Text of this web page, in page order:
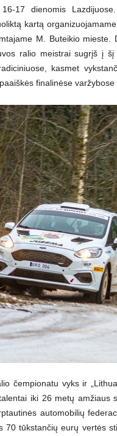
17 dienomis
kartą
M. Buteikio mieste.
ralio meistrai sugrįš į
kasmet
finalinėse
čempionatu vyks ir
iki 26 metų amžiaus
automobilių
70 tūkstančių eurų vertės